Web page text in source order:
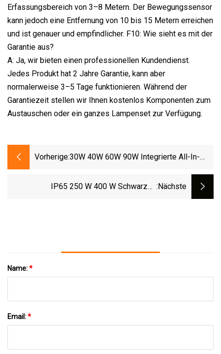
Erfassungsbereich von 3–8 Metern. Der Bewegungssensor
kann jedoch eine Entfernung von 10 bis 15 Metern erreichen
und ist genauer und empfindlicher. F10: Wie sieht es mit der
Garantie aus?
A: Ja, wir bieten einen professionellen Kundendienst.
Jedes Produkt hat 2 Jahre Garantie, kann aber
normalerweise 3–5 Tage funktionieren. Während der
Garantiezeit stellen wir Ihnen kostenlos Komponenten zum
Austauschen oder ein ganzes Lampenset zur Verfügung.
Vorherige:30W 40W 60W 90W Integrierte All-In-
LED-Garten-Außenstraßenlaterne
IP65 250 W 400 W Schwarzes :nächste
Name:*
Email:*